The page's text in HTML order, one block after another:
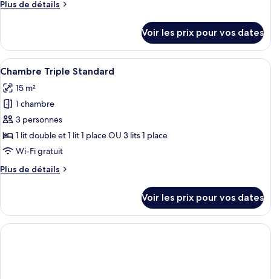
chambre :
Double
ou
avec
lits
jumeaux
Plus de détails
Plus
le
type
de
Chambre
Standard
Double
ou
avec
lits
jumeaux
Voir les prix pour vos dates
Afficher
toutes
les
photos
pour
ce
type
chambre :
Standard
Une chambre d’hôtel avec un lit, un
10
Chambre Triple Standard
15 m²
1 chambre
3 personnes
1 lit double et 1 lit 1 place OU 3 lits 1 place
Wi-Fi gratuit
Plus de détails
Plus
le
type
de
Voir les prix pour vos dates